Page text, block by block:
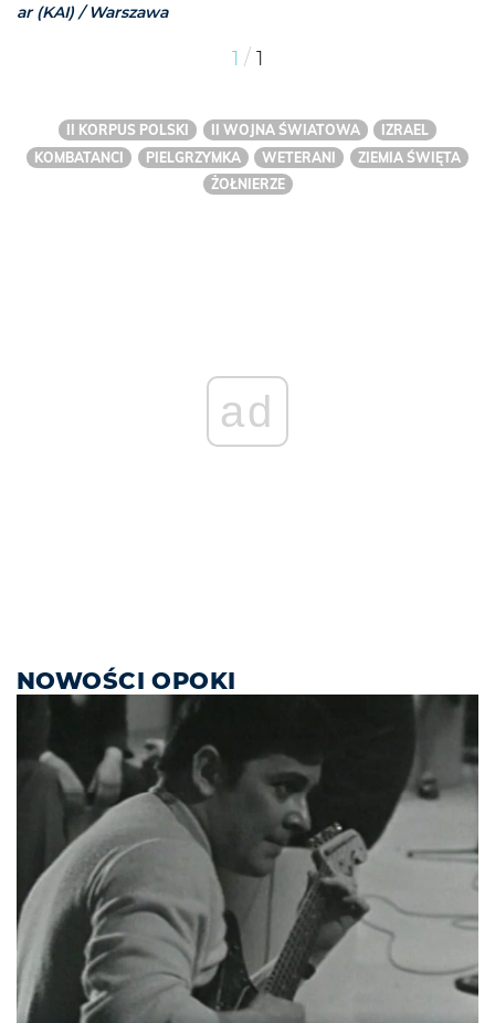
ar (KAI) / Warszawa
1 / 1
II KORPUS POLSKI II WOJNA ŚWIATOWA
IZRAEL
KOMBATANCI
PIELGRZYMKA WETERANI
ZIEMIA ŚWIĘTA
ŻOŁNIERZE
ad
NOWOŚCI OPOKI